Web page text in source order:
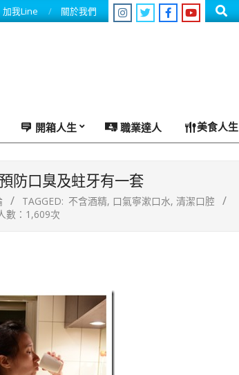
加我Line 關於我們 Search
開箱人生 職業達人 美食人生
防口臭及蛀牙有一套
TAGGED: 不含酒精, 口氣寧漱口水, 清潔口腔
數：1,609次